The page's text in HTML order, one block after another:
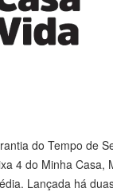
do Tempo de
4 do Minha Casa,
Lançada há